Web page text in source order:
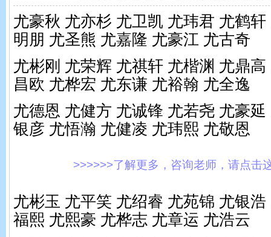
尤豪秋 尤亦杉 尤卫凯 尤玮君 尤鹤
明朋 尤圣熊 尤嘉隆 尤豪江 尤古奇
尤彬刚 尤荣辉 尤祺轩 尤楷渊 尤鼎
昌欧 尤桦宏 尤东谦 尤裕翰 尤全逸
尤德恩 尤健方 尤诚锋 尤若尧 尤豪
银彦 尤悟瀚 尤健凌 尤玮熙 尤敬恩
>>>>>>了解更多，咨询老师，请点击
尤彬玉 尤平笑 尤绍睿 尤苑锦 尤银
福熙 尤熙豪 尤桦志 尤章运 尤浩云